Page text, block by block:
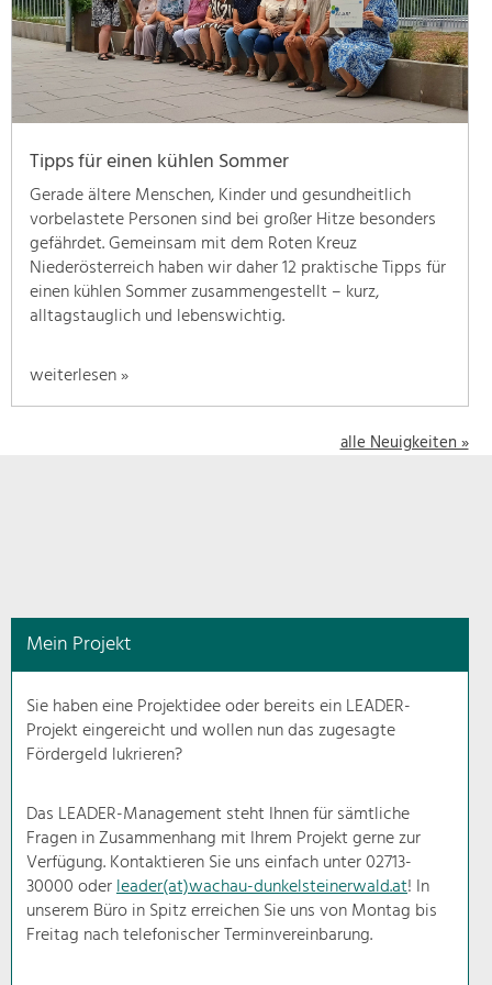
geben
wir
hier
eine
Übersicht
unsere
Themenschwerpunkte.
Für
mehr
Informationen
einfach
das
schon
Natur- &
Landschaftsschutz
Pflege, Regulierung und
Weiterentwicklung.
Ortsbild, Baukultur und nachhaltiges
Siedlungswesen.
Land- & Forstwirtschaft
Bewirtschaftung und Pflege der
Kulturlandschaft.
Tipps für einen kühlen Sommer
Gerade ältere Menschen, Kinder und gesundheitlich
vorbelastete Personen sind bei großer Hitze besonders
gefährdet. Gemeinsam mit dem Roten Kreuz
Niederösterreich haben wir daher 12 praktische Tipps für
einen kühlen Sommer zusammengestellt – kurz,
alltagstauglich und lebenswichtig.
weiterlesen »
alle Neuigkeiten »
Mein Projekt
Sie haben eine Projektidee oder bereits ein LEADER-
Projekt eingereicht und wollen nun das zugesagte
Fördergeld lukrieren?
Das LEADER-Management steht Ihnen für sämtliche
Fragen in Zusammenhang mit Ihrem Projekt gerne zur
Verfügung. Kontaktieren Sie uns einfach unter 02713-
30000 oderleader(at)wachau-dunkelsteinerwald.at! In
unserem Büro in Spitz erreichen Sie uns von Montag bis
Freitag nach telefonischer Terminvereinbarung.